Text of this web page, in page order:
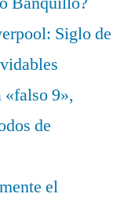
Siglo de
9»,
de
el